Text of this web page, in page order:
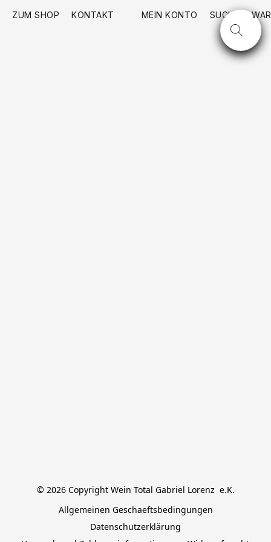
ZUM SHOP KONTAKT MEIN KONTO SUCHE
© 2026 Copyright Wein Total Gabriel Lorenz  e.K.
Allgemeinen Geschaeftsbedingungen
Datenschutzerklärung